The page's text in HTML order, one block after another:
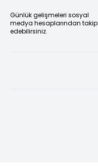
Günlük gelişmeleri sosyal
medya hesaplarından takip
edebilirsiniz.